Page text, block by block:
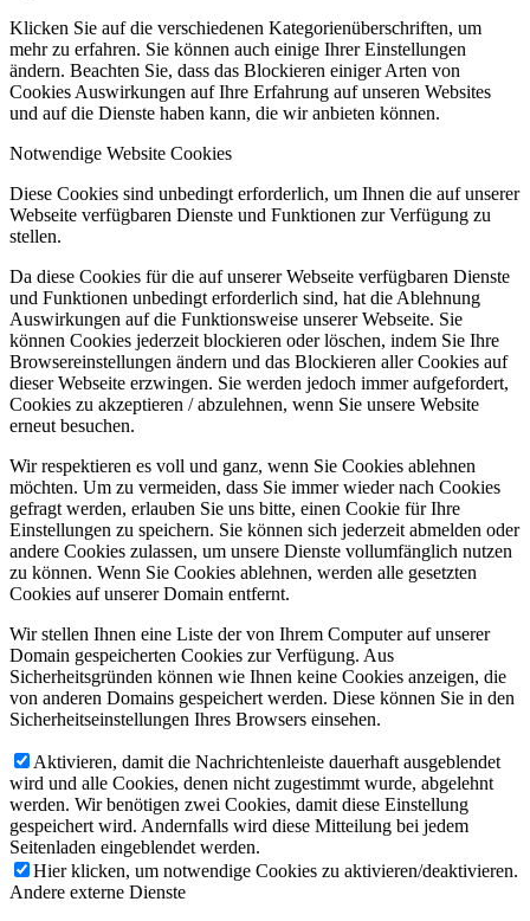
Klicken Sie auf die verschiedenen Kategorienüberschriften, um
mehr zu erfahren. Sie können auch einige Ihrer Einstellungen
ändern. Beachten Sie, dass das Blockieren einiger Arten von
Cookies Auswirkungen auf Ihre Erfahrung auf unseren Websites
und auf die Dienste haben kann, die wir anbieten können.
Notwendige Website Cookies
Diese Cookies sind unbedingt erforderlich, um Ihnen die auf unserer
Webseite verfügbaren Dienste und Funktionen zur Verfügung zu
stellen.
Da diese Cookies für die auf unserer Webseite verfügbaren Dienste
und Funktionen unbedingt erforderlich sind, hat die Ablehnung
Auswirkungen auf die Funktionsweise unserer Webseite. Sie
können Cookies jederzeit blockieren oder löschen, indem Sie Ihre
Browsereinstellungen ändern und das Blockieren aller Cookies auf
dieser Webseite erzwingen. Sie werden jedoch immer aufgefordert,
Cookies zu akzeptieren / abzulehnen, wenn Sie unsere Website
erneut besuchen.
Wir respektieren es voll und ganz, wenn Sie Cookies ablehnen
möchten. Um zu vermeiden, dass Sie immer wieder nach Cookies
gefragt werden, erlauben Sie uns bitte, einen Cookie für Ihre
Einstellungen zu speichern. Sie können sich jederzeit abmelden oder
andere Cookies zulassen, um unsere Dienste vollumfänglich nutzen
zu können. Wenn Sie Cookies ablehnen, werden alle gesetzten
Cookies auf unserer Domain entfernt.
Wir stellen Ihnen eine Liste der von Ihrem Computer auf unserer
Domain gespeicherten Cookies zur Verfügung. Aus
Sicherheitsgründen können wie Ihnen keine Cookies anzeigen, die
von anderen Domains gespeichert werden. Diese können Sie in den
Sicherheitseinstellungen Ihres Browsers einsehen.
Aktivieren, damit die Nachrichtenleiste dauerhaft ausgeblendet
wird und alle Cookies, denen nicht zugestimmt wurde, abgelehnt
werden. Wir benötigen zwei Cookies, damit diese Einstellung
gespeichert wird. Andernfalls wird diese Mitteilung bei jedem
Seitenladen eingeblendet werden.
Hier klicken, um notwendige Cookies zu aktivieren/deaktivieren.
Andere externe Dienste